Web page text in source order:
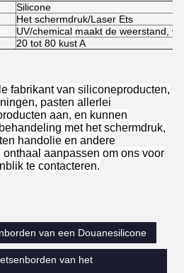
Silicone
Het schermdruk/Laser Ets
UV/chemical maakt de weerstand,
20 tot 80 kust A
fabrikant van siliconeproducten,
pasten allerlei
aan, en kunnen
met het schermdruk,
handolie en andere
aanpassen om ons voor
te contacteren.
van een Douanesilicone
van het